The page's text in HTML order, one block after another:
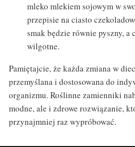
mleko mlekiem sojowym w
przepisie na ciasto
smak będzie równie pyszny, a
wilgotne.
Pamiętajcie, że każda zmiana w
przemyślana i dostosowana do
organizmu. Roślinne zamienniki
modne, ale i zdrowe rozwiązanie,
przynajmniej raz wypróbować.